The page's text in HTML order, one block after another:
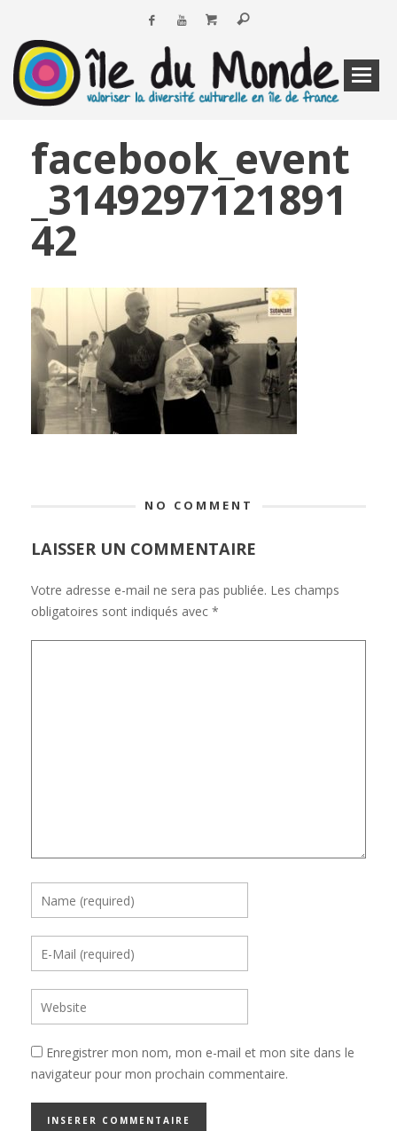
facebook_event
_3149297121891
42
NO COMMENT
LAISSER UN COMMENTAIRE
Votre adresse e-mail ne sera pas publiée. Les champs
obligatoires sont indiqués avec *
Enregistrer mon nom, mon e-mail et mon site dans le
navigateur pour mon prochain commentaire.